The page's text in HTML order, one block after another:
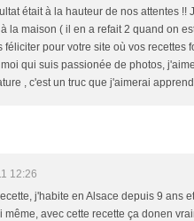
était à la hauteur de nos attentes
la maison ( il en a refait 2 quand on
féliciter pour votre site où vos recettes
qui suis passionée de photos,
, c'est un truc que j'aimerai
12:26
j'habite en Alsace depuis 9 ans
même, avec cette recette ça donen